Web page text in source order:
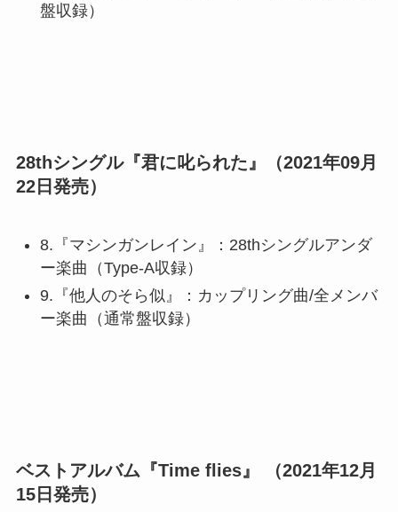
盤収録）
28thシングル『君に叱られた』（2021年09月
22日発売）
8.『マシンガンレイン』：28thシングルアンダ
ー楽曲（Type-A収録）
9.『他人のそら似』：カップリング曲/全メンバ
ー楽曲（通常盤収録）
ベストアルバム『Time flies』 （2021年12月
15日発売）